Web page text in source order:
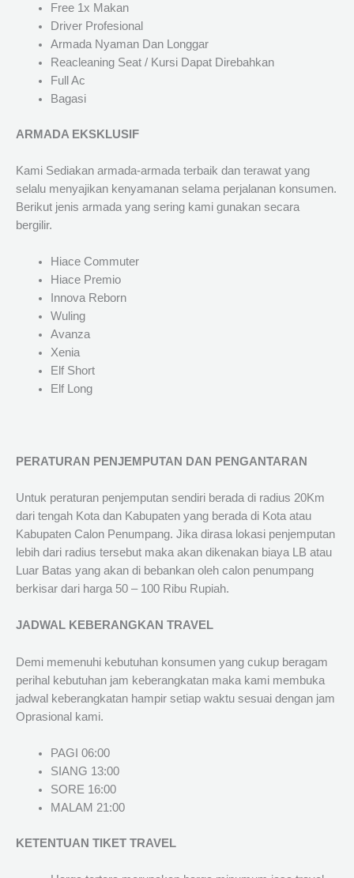
Free 1x Makan
Driver Profesional
Armada Nyaman Dan Longgar
Reacleaning Seat / Kursi Dapat Direbahkan
Full Ac
Bagasi
ARMADA EKSKLUSIF
Kami Sediakan armada-armada terbaik dan terawat yang
selalu menyajikan kenyamanan selama perjalanan konsumen.
Berikut jenis armada yang sering kami gunakan secara
bergilir.
Hiace Commuter
Hiace Premio
Innova Reborn
Wuling
Avanza
Xenia
Elf Short
Elf Long
PERATURAN PENJEMPUTAN DAN PENGANTARAN
Untuk peraturan penjemputan sendiri berada di radius 20Km
dari tengah Kota dan Kabupaten yang berada di Kota atau
Kabupaten Calon Penumpang. Jika dirasa lokasi penjemputan
lebih dari radius tersebut maka akan dikenakan biaya LB atau
Luar Batas yang akan di bebankan oleh calon penumpang
berkisar dari harga 50 – 100 Ribu Rupiah.
JADWAL KEBERANGKAN TRAVEL
Demi memenuhi kebutuhan konsumen yang cukup beragam
perihal kebutuhan jam keberangkatan maka kami membuka
jadwal keberangkatan hampir setiap waktu sesuai dengan jam
Oprasional kami.
PAGI 06:00
SIANG 13:00
SORE 16:00
MALAM 21:00
KETENTUAN TIKET TRAVEL